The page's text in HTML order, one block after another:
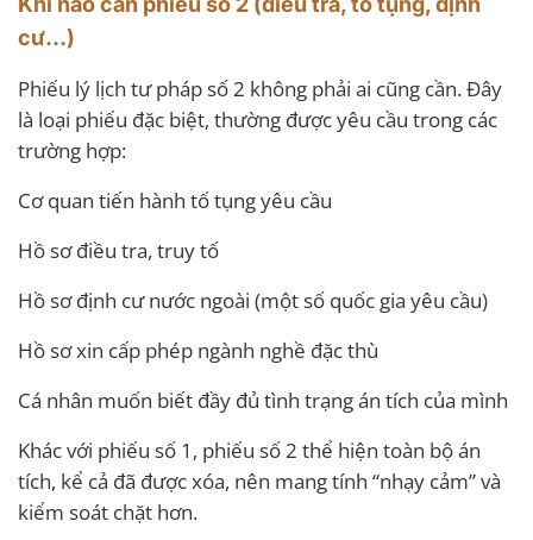
cư…)
Phiếu lý lịch tư pháp số 2 không phải ai cũng cần. Đây
là loại phiếu đặc biệt, thường được yêu cầu trong các
trường hợp:
Cơ quan tiến hành tố tụng yêu cầu
Hồ sơ điều tra, truy tố
Hồ sơ định cư nước ngoài (một số quốc gia yêu cầu)
Hồ sơ xin cấp phép ngành nghề đặc thù
Cá nhân muốn biết đầy đủ tình trạng án tích của mình
Khác với phiếu số 1, phiếu số 2 thể hiện toàn bộ án
tích, kể cả đã được xóa, nên mang tính “nhạy cảm” và
kiểm soát chặt hơn.